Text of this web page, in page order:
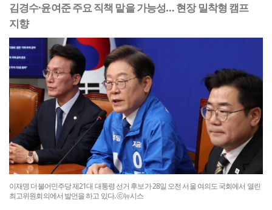
김경수·윤여준 주요 직책 맡을 가능성… 현장 밀착형 캠프
지향
이재명 더불어민주당 제21대 대통령 선거 후보가 28일 오전 서울 여의도 국회에서 열린
최고위원회의에서 발언을 하고 있다. ⓒ뉴시스